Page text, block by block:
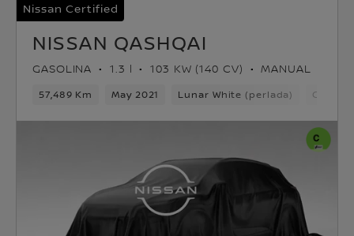
Nissan Certified
NISSAN QASHQAI
GASOLINA 1.3 l 103 KW (140 CV) MANUAL
57,489 Km May 2021 Lunar White (perlada)